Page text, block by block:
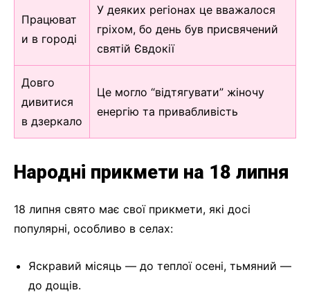
Працюват
и в городі
У деяких регіонах це вважалося
гріхом, бо день був присвячений
святій Євдокії
Довго
дивитися
в дзеркало
Це могло “відтягувати” жіночу
енергію та привабливість
Народні прикмети на 18 липня
18 липня свято має свої прикмети, які досі
популярні, особливо в селах:
Яскравий місяць — до теплої осені, тьмяний —
до дощів.